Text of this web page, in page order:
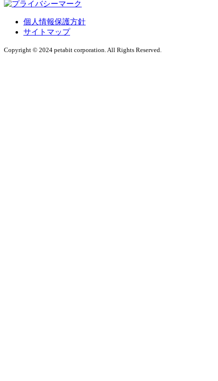
個人情報保護方針
サイトマップ
Copyright © 2024 petabit corporation. All Rights Reserved.